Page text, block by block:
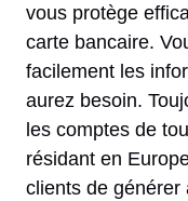
vous protège
carte bancaire.
facilement les
aurez besoin.
les comptes de
résidant en
clients de générer